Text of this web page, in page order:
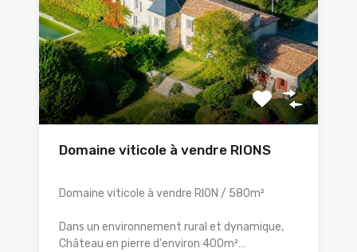
Domaine viticole à vendre RIONS
Domaine viticole à vendre RION / 580m²
Dans un environnement rural et dynamique,
Château en pierre d'environ 400m²…